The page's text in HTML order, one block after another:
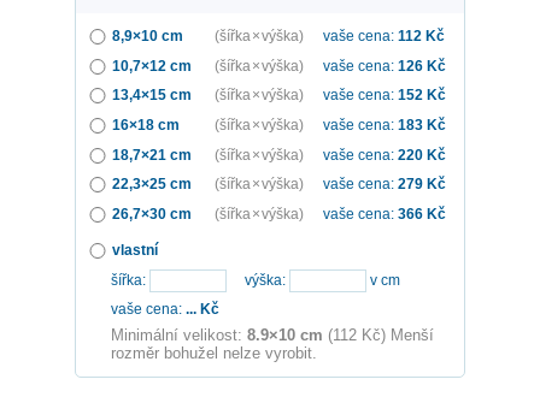
8,9×10 cm (šířka × výška) vaše cena: 112 Kč
10,7×12 cm
(šířka × výška) vaše cena: 126 Kč
13,4×15 cm
(šířka × výška) vaše cena: 152 Kč
16×18 cm
(šířka × výška) vaše cena: 183 Kč
18,7×21 cm
(šířka × výška) vaše cena: 220 Kč
22,3×25 cm
(šířka × výška) vaše cena: 279 Kč
26,7×30 cm
(šířka × výška) vaše cena: 366 Kč
vlastní
šířka:
výška:
v cm
vaše cena: ... Kč
Minimální velikost: 8.9×10 cm (112 Kč) Menší
rozměr bohužel nelze vyrobit.